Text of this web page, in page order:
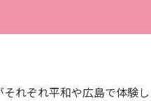
1・第2
れぞれ平和や広島で体験し